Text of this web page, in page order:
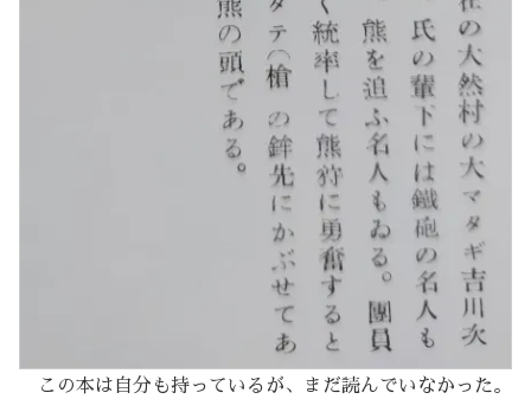
この本は自分も持っているが、まだ読んでいなかった。